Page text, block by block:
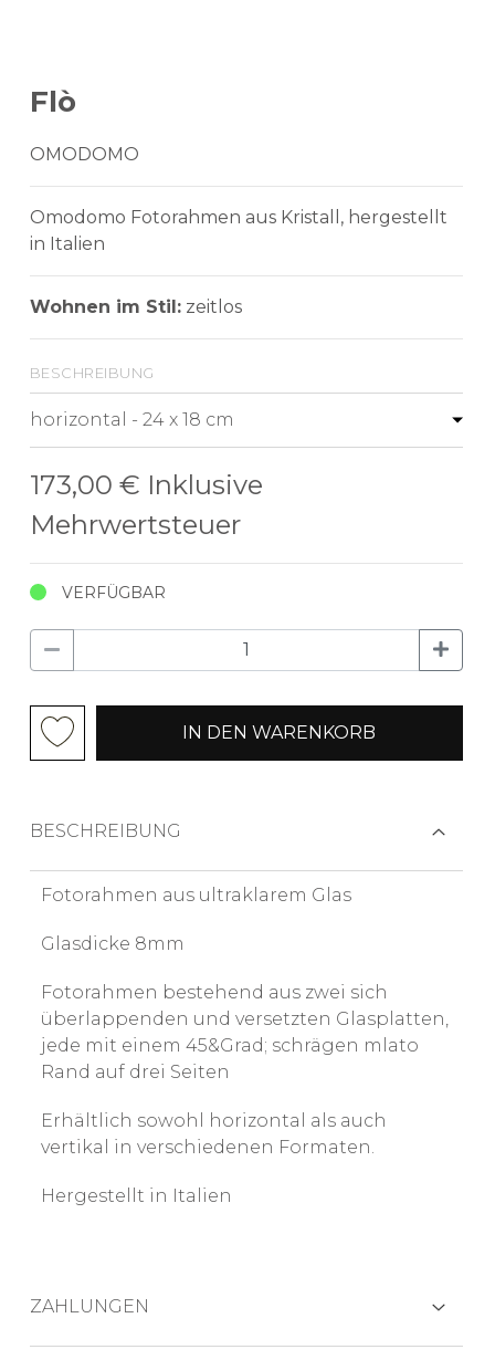
Flò
OMODOMO
Omodomo Fotorahmen aus Kristall, hergestellt
in Italien
Wohnen im Stil: zeitlos
beschreibung
173,00 € Inklusive
Mehrwertsteuer
VERFÜGBAR
IN DEN WARENKORB
BESCHREIBUNG
Fotorahmen aus ultraklarem Glas
Glasdicke 8mm
Fotorahmen bestehend aus zwei sich
überlappenden und versetzten Glasplatten,
jede mit einem 45&Grad; schrägen mlato
Rand auf drei Seiten
Erhältlich sowohl horizontal als auch
vertikal in verschiedenen Formaten.
Hergestellt in Italien
ZAHLUNGEN